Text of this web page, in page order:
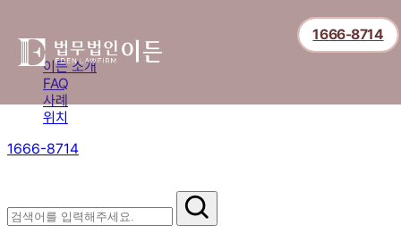
이든 소개
FAQ
사례
위치
1666-8714
1666-8714